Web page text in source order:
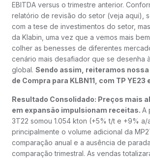
EBITDA versus o trimestre anterior.
relatório de revisão do setor (veja aqui),
com a tese de investimentos do setor,
da Klabin, uma vez que a vemos mais
colher as benesses de diferentes
cenário mais desafiador que se desenha
global. Sendo assim, reiteramos
de Compra para KLBN11, com TP YE23
Resultado Consolidado: Preços mais
em expansão impulsionam receitas. A
3T22 somou 1.054 kton (+5% t/t e +9% a/
principalmente o volume adicional da
comparação anual e a ausência de
comparação trimestral. As vendas